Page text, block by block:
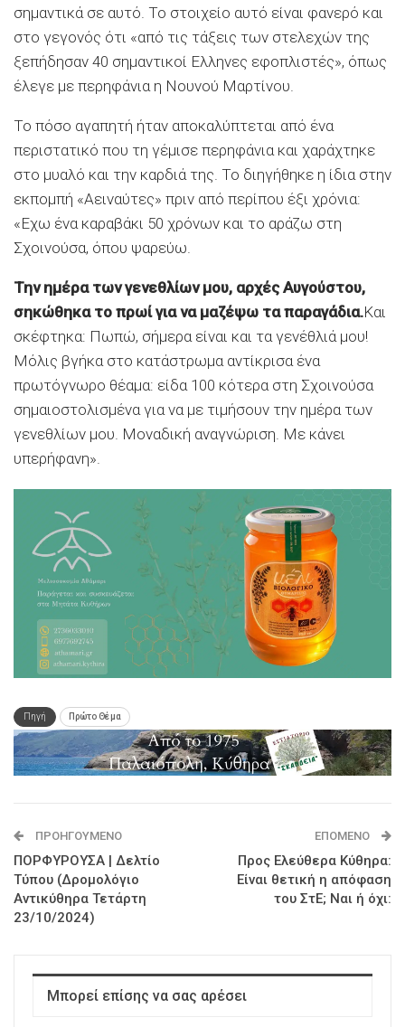
σημαντικά σε αυτό. Το στοιχείο αυτό είναι φανερό και
στο γεγονός ότι «από τις τάξεις των στελεχών της
ξεπήδησαν 40 σημαντικοί Ελληνες εφοπλιστές», όπως
έλεγε με περηφάνια η Νουνού Μαρτίνου.
Το πόσο αγαπητή ήταν αποκαλύπτεται από ένα
περιστατικό που τη γέμισε περηφάνια και χαράχτηκε
στο μυαλό και την καρδιά της. Το διηγήθηκε η ίδια στην
εκπομπή «Αειναύτες» πριν από περίπου έξι χρόνια:
«Εχω ένα καραβάκι 50 χρόνων και το αράζω στη
Σχοινούσα, όπου ψαρεύω.
Την ημέρα των γενεθλίων μου, αρχές Αυγούστου,
σηκώθηκα το πρωί για να μαζέψω τα παραγάδια.Και
σκέφτηκα: Πωπώ, σήμερα είναι και τα γενέθλιά μου!
Μόλις βγήκα στο κατάστρωμα αντίκρισα ένα
πρωτόγνωρο θέαμα: είδα 100 κότερα στη Σχοινούσα
σημαιοστολισμένα για να με τιμήσουν την ημέρα των
γενεθλίων μου. Μοναδική αναγνώριση. Με κάνει
υπερήφανη».
Πηγή Πρώτο Θέμα
ΠΡΟΗΓΟΎΜΕΝΟ
ΠΟΡΦΥΡΟΥΣΑ | Δελτίο
Τύπου (Δρομολόγιο
Αντικύθηρα Τετάρτη
23/10/2024)
ΕΠΌΜΕΝΟ
Προς Ελεύθερα Κύθηρα:
Είναι θετική η απόφαση
του ΣτΕ; Ναι ή όχι:
Μπορεί επίσης να σας αρέσει